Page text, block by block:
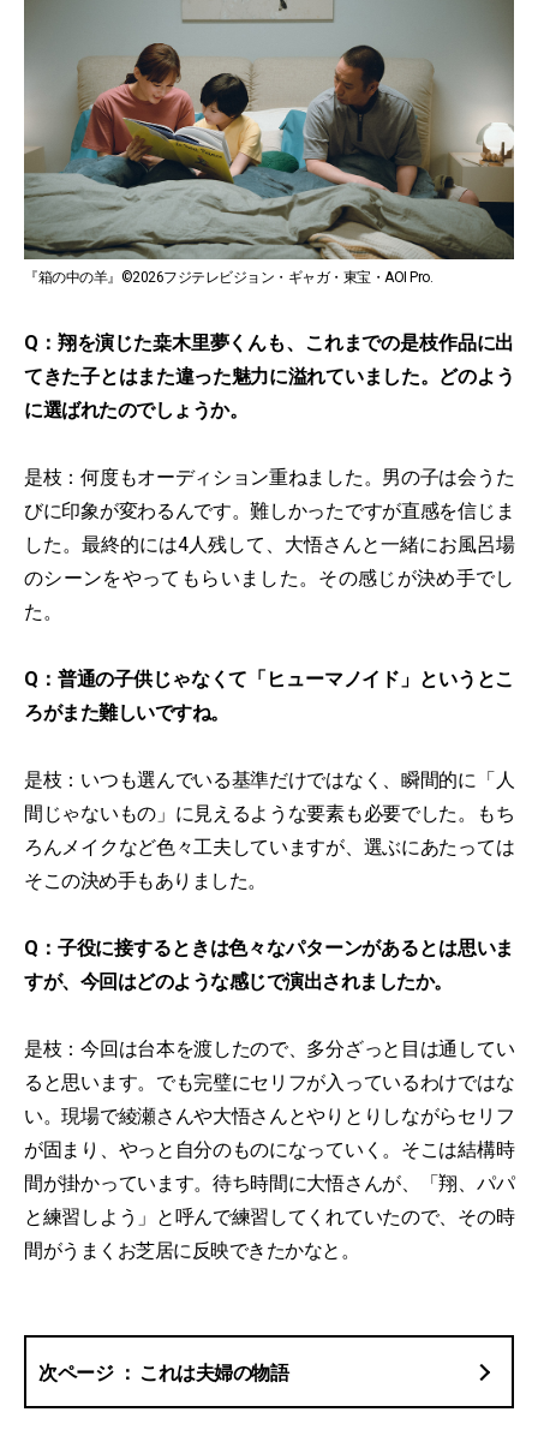
『箱の中の羊』©2026フジテレビジョン・ギャガ・東宝・AOI Pro.
Q：翔を演じた桒木里夢くんも、これまでの是枝作品に出
てきた子とはまた違った魅力に溢れていました。どのよう
に選ばれたのでしょうか。
是枝：何度もオーディション重ねました。男の子は会うた
びに印象が変わるんです。難しかったですが直感を信じま
した。最終的には4人残して、大悟さんと一緒にお風呂場
のシーンをやってもらいました。その感じが決め手でし
た。
Q：普通の子供じゃなくて「ヒューマノイド」というとこ
ろがまた難しいですね。
是枝：いつも選んでいる基準だけではなく、瞬間的に「人
間じゃないもの」に見えるような要素も必要でした。もち
ろんメイクなど色々工夫していますが、選ぶにあたっては
そこの決め手もありました。
Q：子役に接するときは色々なパターンがあるとは思いま
すが、今回はどのような感じで演出されましたか。
是枝：今回は台本を渡したので、多分ざっと目は通してい
ると思います。でも完璧にセリフが入っているわけではな
い。現場で綾瀬さんや大悟さんとやりとりしながらセリフ
が固まり、やっと自分のものになっていく。そこは結構時
間が掛かっています。待ち時間に大悟さんが、「翔、パパ
と練習しよう」と呼んで練習してくれていたので、その時
間がうまくお芝居に反映できたかなと。
これは夫婦の物語